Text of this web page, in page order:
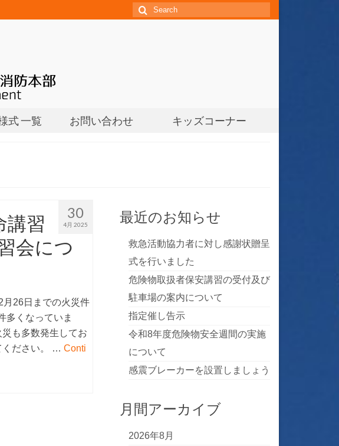
S
式 一覧 お問い合わせ キッズコーナー
30
4月 2025
習
会につ
月26日までの火災件
多くなっていま
も多数発生してお
ください。 … Conti
最近のお知らせ
救急活動協力者に対し感謝状贈呈
式を行いました
危険物取扱者保安講習の受付及び
駐車場の案内について
指定催し告示
令和8年度危険物安全週間の実施
について
感震ブレーカーを設置しましょう
月間アーカイブ
2026年8月